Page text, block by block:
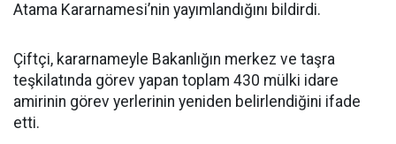
Atama Kararnamesi’nin yayımlandığını bildirdi.
Çiftçi, kararnameyle Bakanlığın merkez ve taşra
teşkilatında görev yapan toplam 430 mülki idare
amirinin görev yerlerinin yeniden belirlendiğini ifade
etti.